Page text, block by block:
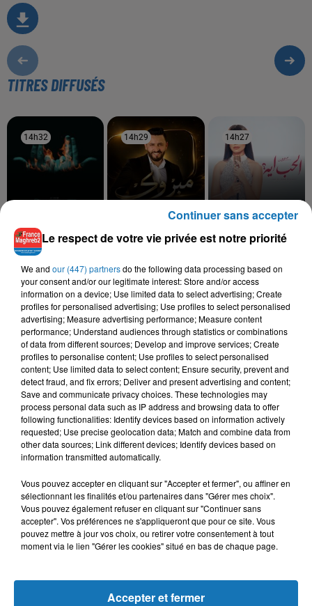
TITRES DIFFUSÉS
14h32
14h32
Tchikita
14h29
14h29
Mabrouk
14h27
14h27
Mesh Maghrora
L'HOROSCOPE
Bélier Taureau
Le respect de votre vie privée est notre priorité
We and our (447) partnersdo the following data processing based on
your consent and/or our legitimate interest: Store and/or access
information on a device; Use limited data to select advertising; Create
profiles for personalised advertising; Use profiles to select personalised
advertising; Measure advertising performance; Measure content
performance; Understand audiences through statistics or combinations
of data from different sources; Develop and improve services; Create
profiles to personalise content; Use profiles to select personalised
content; Use limited data to select content; Ensure security, prevent and
detect fraud, and fix errors; Deliver and present advertising and content;
Save and communicate privacy choices. These technologies may
process personal data such as IP address and browsing data to offer
following functionalities: Identify devices based on information actively
requested; Use precise geolocation data; Match and combine data from
other data sources; Link different devices; Identify devices based on
information transmitted automatically.
Vous pouvez accepter en cliquant sur "Accepter et fermer", ou affiner en
sélectionnant les finalités et/ou partenaires dans "Gérer mes choix".
Vous pouvez également refuser en cliquant sur "Continuer sans
accepter". Vos préférences ne s'appliqueront que pour ce site. Vous
pouvez mettre à jour vos choix, ou retirer votre consentement à tout
moment via le lien "Gérer les cookies" situé en bas de chaque page.
Accepter et fermer
Continuer sans accepter